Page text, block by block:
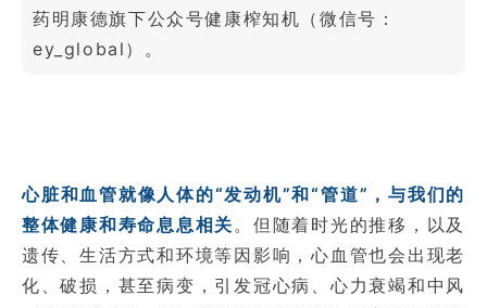
药明康德旗下公众号健康榨知机（微信号：
ey_global）。
心脏和血管就像人体的“发动机”和“管道”，与我们的
整体健康和寿命息息相关。但随着时光的推移，以及
遗传、生活方式和环境等因影响，心血管也会出现老
化、破损，甚至病变，引发冠心病、心力衰竭和中风